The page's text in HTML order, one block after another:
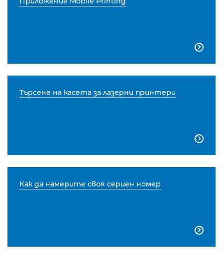

Търсене на касета за лазерни принтери

Как да намерите своя сериен номер
